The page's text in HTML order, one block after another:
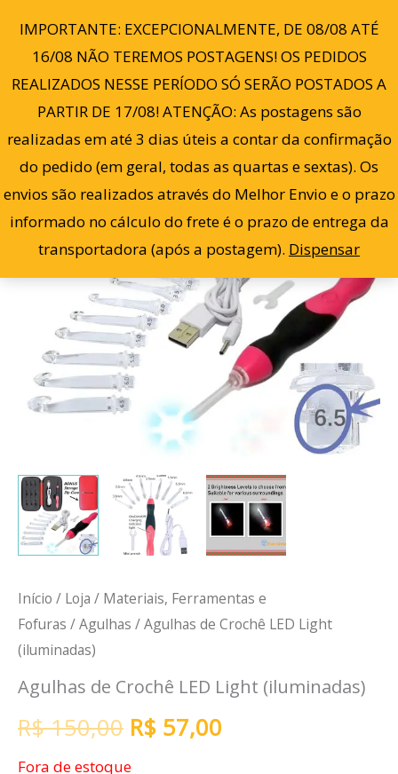
IMPORTANTE: EXCEPCIONALMENTE, DE 08/08 ATÉ
16/08 NÃO TEREMOS POSTAGENS! OS PEDIDOS
REALIZADOS NESSE PERÍODO SÓ SERÃO POSTADOS A
PARTIR DE 17/08! ATENÇÃO: As postagens são
realizadas em até 3 dias úteis a contar da confirmação
do pedido (em geral, todas as quartas e sextas). Os
envios são realizados através do Melhor Envio e o prazo
informado no cálculo do frete é o prazo de entrega da
transportadora (após a postagem). Dispensar
para
conteúdo
0
Oferta!
Início / Loja / Materiais, Ferramentas e
Fofuras /Agulhas / Agulhas de Crochê LED Light
(iluminadas)
Agulhas de Crochê LED Light (iluminadas)
R$150,00
O
preço
original
era:
R$ 150,00.
R$ 57,00
O
preço
atual
é:
R$ 57,00.
Fora de estoque